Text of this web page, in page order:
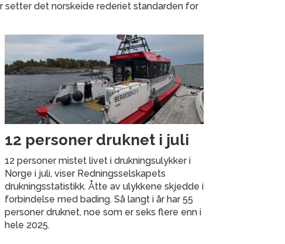
setter det norskeide rederiet standarden for
12 personer druknet i juli
12 personer mistet livet i drukningsulykker i
Norge i juli, viser Redningsselskapets
drukningsstatistikk. Åtte av ulykkene skjedde i
forbindelse med bading. Så langt i år har 55
personer druknet, noe som er seks flere enn i
hele 2025.